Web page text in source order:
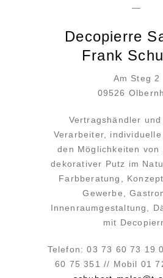
—
Decopierre
Frank
Am Steg 2
09526
Vertragshändler und
Verarbeiter,
den Möglichkeiten von
dekorativer Putz im
Farbberatung,
Gewerbe,
Innenraumgestaltung,
mit
Telefon: 03 73 60 73 19
60 75 351 // Mobil 01